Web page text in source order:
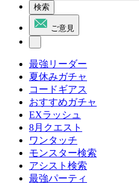
検索
ご意見
最強リーダー
夏休みガチャ
コードギアス
おすすめガチャ
EXラッシュ
8月クエスト
ワンタッチ
モンスター検索
アシスト検索
最強パーティ